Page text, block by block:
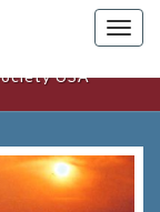
中心
USA